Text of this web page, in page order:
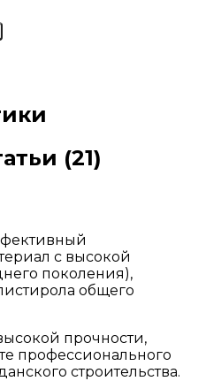
(21)
с высокой
поколения),
общего
прочности,
профессионального
строительства.